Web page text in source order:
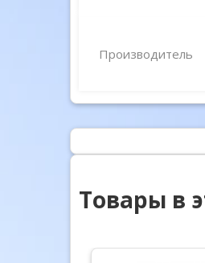
Производитель
Товары в